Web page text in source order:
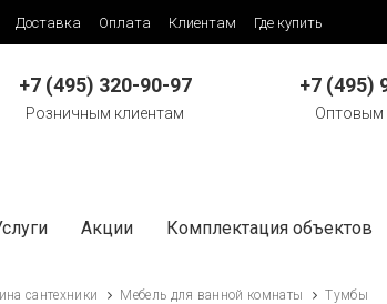
Доставка Оплата Клиентам Где купить
+7 (495) 320-90-97
Розничным клиентам
+7 (495)
Оптовым
Акции Комплектация объектов
сантехники Мебель для ванной комнаты
Тумбы